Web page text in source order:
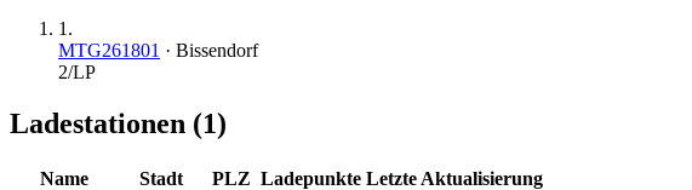
1 .
MTG261801 · Bissendorf
2/LP
Ladestationen (1)
Name Stadt PLZ Ladepunkte Letzte Aktualisierung